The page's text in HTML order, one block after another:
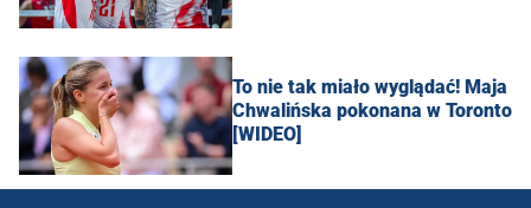
To nie tak miało wyglądać! Maja
Chwalińska pokonana w Toronto
[WIDEO]